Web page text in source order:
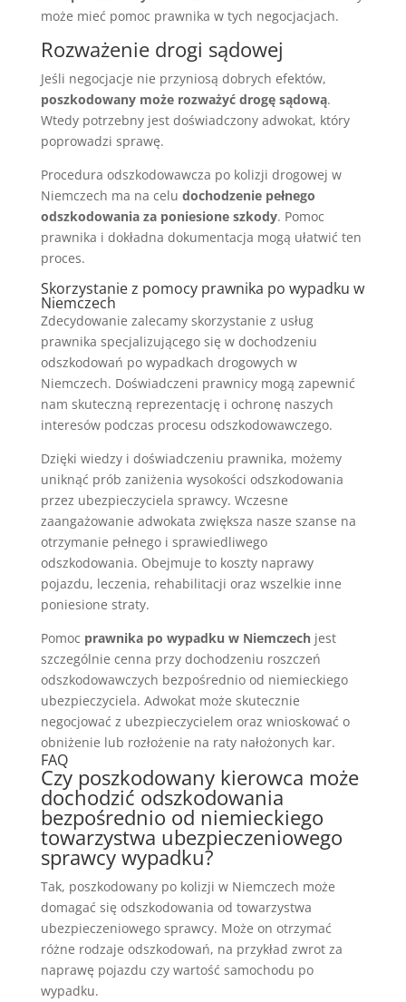
może mieć pomoc prawnika w tych negocjacjach.
Rozważenie drogi sądowej
Jeśli negocjacje nie przyniosą dobrych efektów,
poszkodowany może rozważyć drogę sądową.
Wtedy potrzebny jest doświadczony adwokat, który
poprowadzi sprawę.
Procedura odszkodowawcza po kolizji drogowej w
Niemczech ma na celu dochodzenie pełnego
odszkodowania za poniesione szkody. Pomoc
prawnika i dokładna dokumentacja mogą ułatwić ten
proces.
Skorzystanie z pomocy prawnika po wypadku w
Niemczech
Zdecydowanie zalecamy skorzystanie z usług
prawnika specjalizującego się w dochodzeniu
odszkodowań po wypadkach drogowych w
Niemczech. Doświadczeni prawnicy mogą zapewnić
nam skuteczną reprezentację i ochronę naszych
interesów podczas procesu odszkodowawczego.
Dzięki wiedzy i doświadczeniu prawnika, możemy
uniknąć prób zaniżenia wysokości odszkodowania
przez ubezpieczyciela sprawcy. Wczesne
zaangażowanie adwokata zwiększa nasze szanse na
otrzymanie pełnego i sprawiedliwego
odszkodowania. Obejmuje to koszty naprawy
pojazdu, leczenia, rehabilitacji oraz wszelkie inne
poniesione straty.
Pomoc prawnika po wypadku w Niemczechjest
szczególnie cenna przy dochodzeniu roszczeń
odszkodowawczych bezpośrednio od niemieckiego
ubezpieczyciela. Adwokat może skutecznie
negocjować z ubezpieczycielem oraz wnioskować o
obniżenie lub rozłożenie na raty nałożonych kar.
FAQ
Czy poszkodowany kierowca może
dochodzić odszkodowania
bezpośrednio od niemieckiego
towarzystwa ubezpieczeniowego
sprawcy wypadku?
Tak, poszkodowany po kolizji w Niemczech może
domagać się odszkodowania od towarzystwa
ubezpieczeniowego sprawcy. Może on otrzymać
różne rodzaje odszkodowań, na przykład zwrot za
naprawę pojazdu czy wartość samochodu po
wypadku.